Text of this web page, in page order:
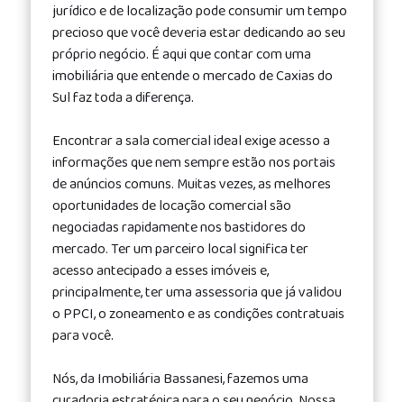
jurídico e de localização pode consumir um tempo
precioso que você deveria estar dedicando ao seu
próprio negócio. É aqui que contar com uma
imobiliária que entende o mercado de Caxias do
Sul faz toda a diferença.
Encontrar a sala comercial ideal exige acesso a
informações que nem sempre estão nos portais
de anúncios comuns. Muitas vezes, as melhores
oportunidades de locação comercial são
negociadas rapidamente nos bastidores do
mercado. Ter um parceiro local significa ter
acesso antecipado a esses imóveis e,
principalmente, ter uma assessoria que já validou
o PPCI, o zoneamento e as condições contratuais
para você.
Nós, da Imobiliária Bassanesi, fazemos uma